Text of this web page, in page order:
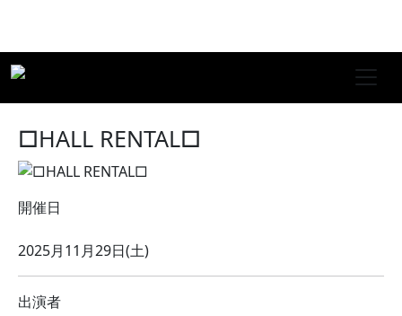
□HALL RENTAL□
開催日
2025月11月29日(土)
出演者